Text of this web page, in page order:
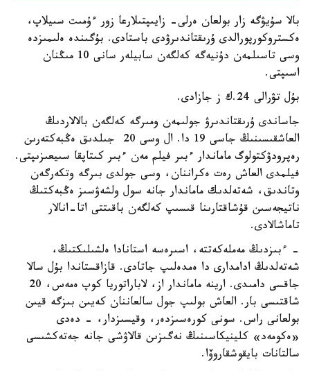
بالا سۇيۋگە زار بولعان ەرلى- زايىپتىلارعا زور ءۇمىت سىيلاپ،
ەكستروكورپورالدى ۇرىقتاندىرۋدى باستادى. بۇگىندە ەلىمىزدە
وسى تاسىلمەن دۇنيەگە كەلگەن سابيلەر سانى 10 مىڭنان
اسىپتى.
بۇل تۋرالى 24.ك ز جازادى.
جاساندى ۇرىقتاندىرۋ جولىمەن ومىرگە كەلگەن بالالاردىڭ
العاشقىسىنىڭ جاسى 19 دا. ال وسى 20 جىلدىق ەڭبەكتەرىن
رەپرودۋكتولوگ ماماندار ءبىر فيلم مەن ءبىر كىتاپقا سىيعىزىپتى.
فيلمدى العاش رەت ەكراننان، وسى جولدى بىرگە وتكەرگەن
وتاندىق، شەتەلدىك ماماندار جانە سول ولشەۋسىز ەڭبەكتىڭ
ناتيجەسىن قۇشاقتارىنا قىسىپ كەلگەن باقىتتى اتا-انالار
تاماشالادى.
- ءبىزدىڭ مەملەكەتتە، اسىرەسە استانادا ەلشىلىكتىڭ،
شەتەلدىڭ ادامدارى دا ەمدەلىپ جاتادى. قازاقستاندا بۇل سالا
جاقسى دامىدى. ارينە ماماندار از، لاباراتوريا كوپ ەمەس، 20
شاقتىسى بار. العاش بولىپ جول سالعاننان كەيىن بىزگە قيىن
بولعانى راس. سونى كورەسىزدەر، وقيسىزدار، - دەدى
«ەكومەد» كلينيكاسىنىڭ نەگىزىن قالاۋشى جانە جەتەكشىسى
سالتانات بايقوشقاروۆا.